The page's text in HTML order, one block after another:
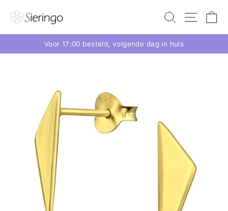
Voor 17:00 besteld, volgende dag in huis